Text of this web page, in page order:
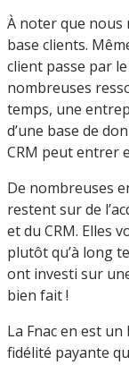
À noter que nous
base clients.
client passe par
nombreuses
temps, une
d’une base de
CRM peut entrer
De nombreuses
restent sur de
et du CRM. Elles
plutôt qu’à long
ont investi sur
bien fait !
La Fnac en est
fidélité payante